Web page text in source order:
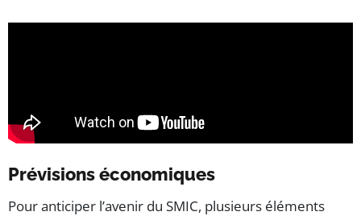
Prévisions économiques
Pour anticiper l’avenir du SMIC, plusieurs éléments